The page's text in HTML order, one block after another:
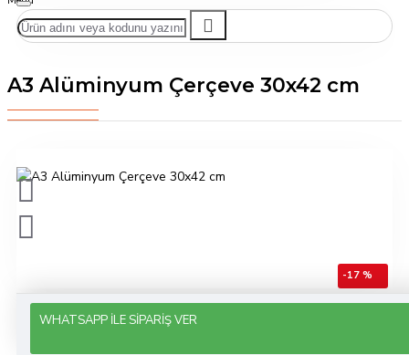
A3 Alüminyum Çerçeve 30x42 cm
-17 %
WHATSAPP İLE SIPARIŞ VER